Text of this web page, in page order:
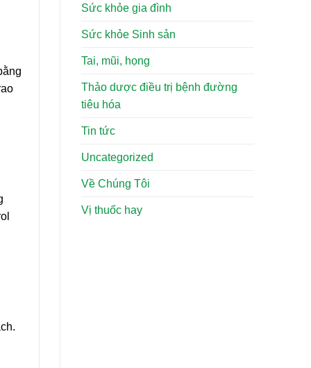
Sức khỏe gia đình
Sức khỏe Sinh sản
Tai, mũi, họng
Thảo dược điều trị bệnh đường
tiêu hóa
Tin tức
Uncategorized
Về Chúng Tôi
Vị thuốc hay